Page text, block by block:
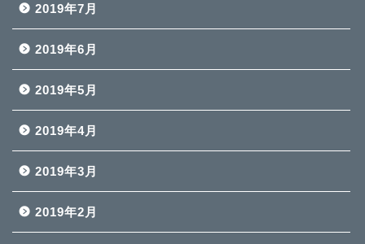
2019年7月
2019年6月
2019年5月
2019年4月
2019年3月
2019年2月